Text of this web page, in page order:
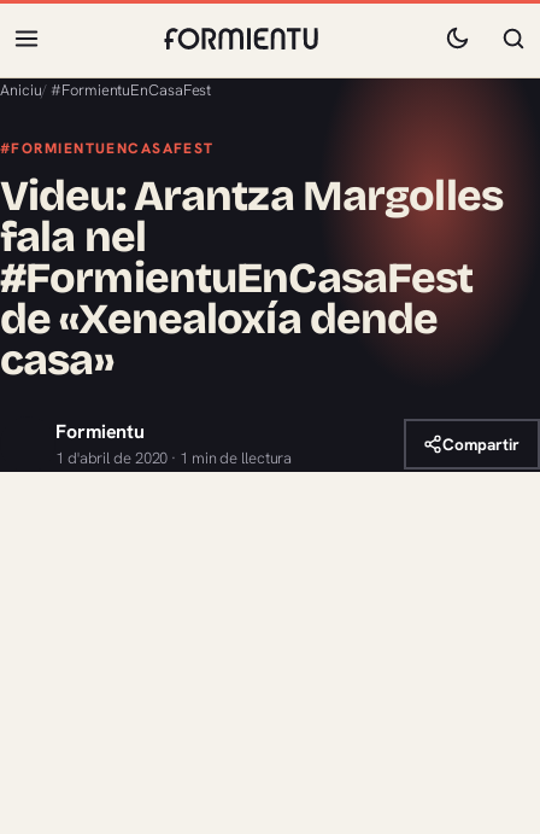
Aniciu/ #FormientuEnCasaFest
#FORMIENTUENCASAFEST
Videu: Arantza Margolles
fala nel
#FormientuEnCasaFest
de «Xenealoxía dende
casa»
Formientu
1 d'abril de 2020 · 1 min de llectura
Compartir